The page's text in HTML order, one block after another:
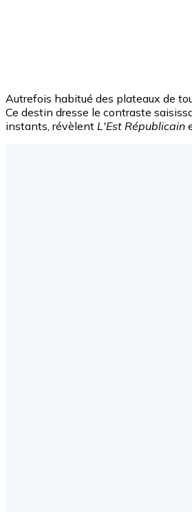
Autrefois habitué des plateaux de
Ce destin dresse le contraste
instants, révèlent L'Est Républicain